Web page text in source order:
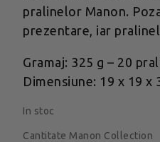
pralinelor Manon.
prezentare, iar
Gramaj: 325 g – 20
Dimensiune: 19 x 19 x
In stoc
Cantitate Manon Collection